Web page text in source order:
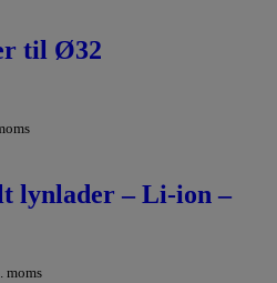
til Ø32
lynlader – Li-ion –
moms